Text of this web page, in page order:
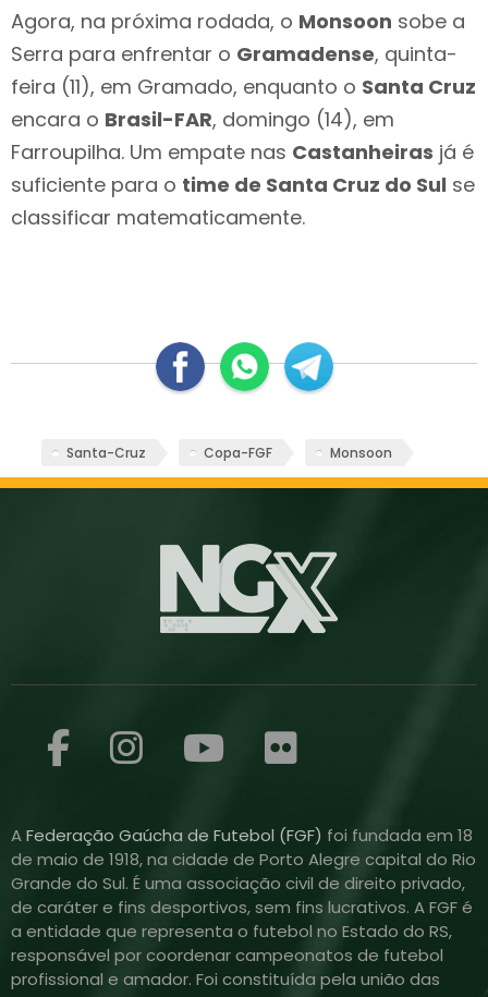
Agora, na próxima rodada, o Monsoon sobe a
Serra para enfrentar o Gramadense, quinta-
feira (11), em Gramado, enquanto o Santa Cruz
encara o Brasil-FAR, domingo (14), em
Farroupilha. Um empate nas Castanheiras já é
suficiente para o time de Santa Cruz do Sul se
classificar matematicamente.
Santa-Cruz Copa-FGF Monsoon
AFederação Gaúcha de Futebol (FGF) foi fundada em 18
de maio de 1918, na cidade de Porto Alegre capital do Rio
Grande do Sul. É uma associação civil de direito privado,
de caráter e fins desportivos, sem fins lucrativos. A FGF é
a entidade que representa o futebol no Estado do RS,
responsável por coordenar campeonatos de futebol
profissional e amador. Foi constituída pela união das